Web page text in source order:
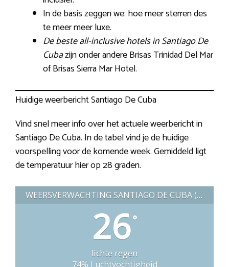
In de basis zeggen we: hoe meer sterren des
te meer meer luxe.
De beste all-inclusive hotels in Santiago De
Cubazijn onder andere Brisas Trinidad Del Mar
of Brisas Sierra Mar Hotel.
Huidige weerbericht Santiago De Cuba
Vind snel meer info over het actuele weerbericht in
Santiago De Cuba. In de tabel vind je de huidige
voorspelling voor de komende week. Gemiddeld ligt
de temperatuur hier op 28 graden.
WEERSVERWACHTING SANTIAGO DE CUBA (CUBA)
26°
lichte regen
74% Luchtvochtigheid